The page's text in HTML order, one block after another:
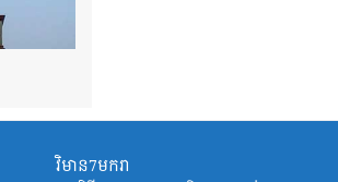
វិមាន7មករា